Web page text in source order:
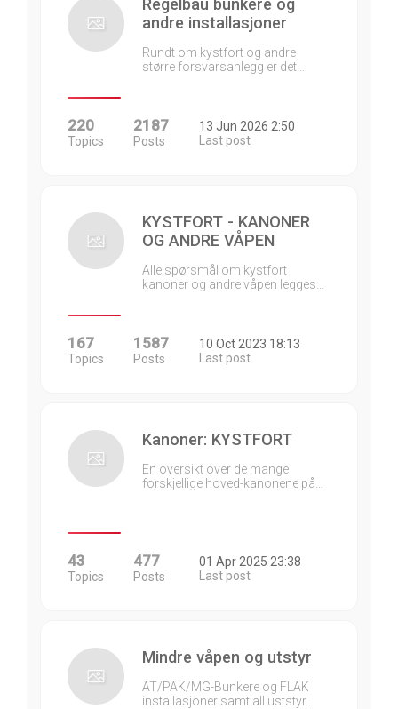
Regelbau bunkere og
andre installasjoner
Rundt om kystfort og andre
større forsvarsanlegg er det…
220
Topics
2187
Posts
13 Jun 2026 2:50
Last post
KYSTFORT - KANONER
OG ANDRE VÅPEN
Alle spørsmål om kystfort
kanoner og andre våpen legges…
167
Topics
1587
Posts
10 Oct 2023 18:13
Last post
Kanoner: KYSTFORT
En oversikt over de mange
forskjellige hoved-kanonene på…
43
Topics
477
Posts
01 Apr 2025 23:38
Last post
Mindre våpen og utstyr
AT/PAK/MG-Bunkere og FLAK
installasjoner samt all uststyr…